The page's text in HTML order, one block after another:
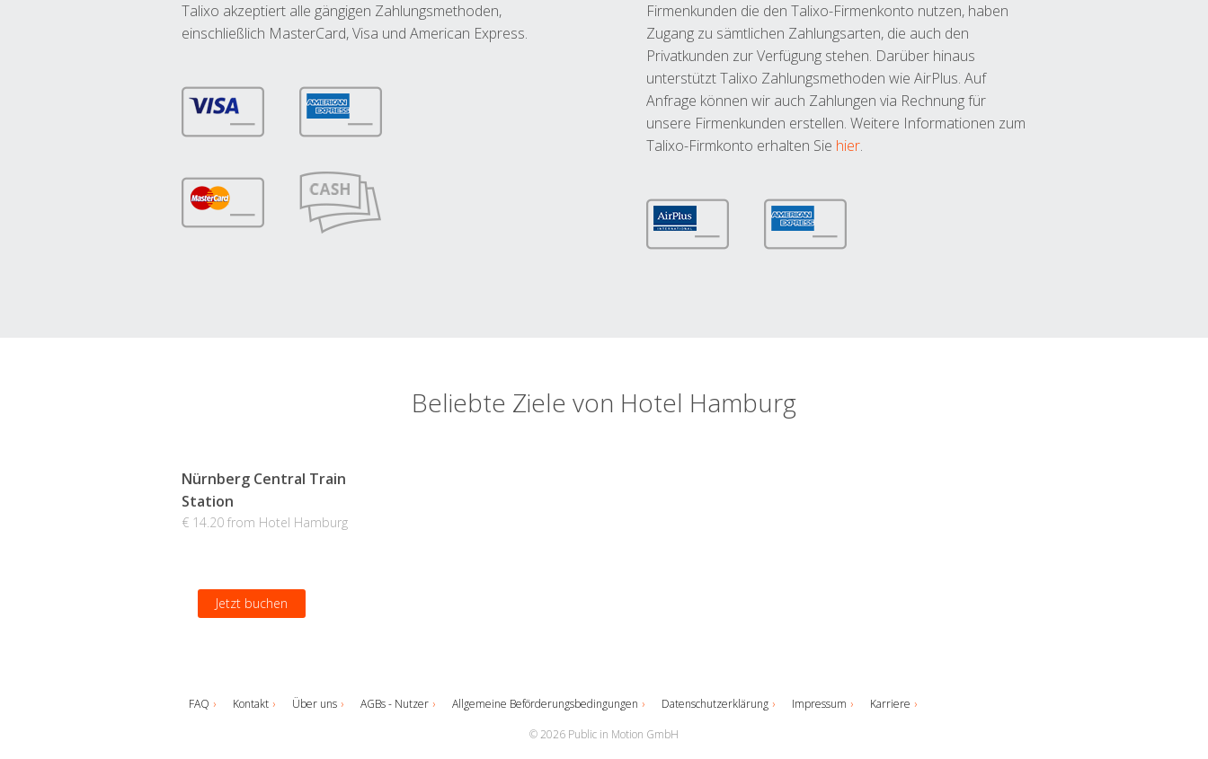
Talixo akzeptiert alle gängigen Zahlungsmethoden,
einschließlich MasterCard, Visa und American Express.
Firmenkunden die den Talixo-Firmenkonto nutzen, haben
Zugang zu sämtlichen Zahlungsarten, die auch den
Privatkunden zur Verfügung stehen. Darüber hinaus
unterstützt Talixo Zahlungsmethoden wie AirPlus. Auf
Anfrage können wir auch Zahlungen via Rechnung für
unsere Firmenkunden erstellen. Weitere Informationen zum
Talixo-Firmkonto erhalten Sie hier.
Beliebte Ziele von Hotel Hamburg
Nürnberg Central Train
Station
€ 14.20 from Hotel Hamburg
Jetzt buchen
FAQ Kontakt Über uns AGBs - Nutzer Allgemeine Beförderungsbedingungen Datenschutzerklärung Impressum
Karriere
© 2026 Public in Motion GmbH